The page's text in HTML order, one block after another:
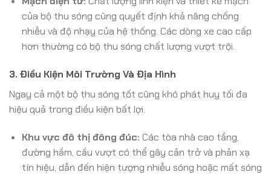
của bộ thu sóng cũng quyết định khả năng chống
nhiễu và độ nhạy của hệ thống. Các dòng xe cao cấp
hơn thường có bộ thu sóng chất lượng vượt trội.
3. Điều Kiện Môi Trường Và Địa Hình
Ngay cả một bộ thu sóng tốt cũng khó phát huy tối đa
hiệu quả trong điều kiện bất lợi.
Khu vực đô thị đông đúc: Các tòa nhà cao tầng,
đường hầm, cầu vượt có thể gây cản trở và phản xạ
tín hiệu, dẫn đến hiện tượng nhiễu sóng hoặc mất sóng